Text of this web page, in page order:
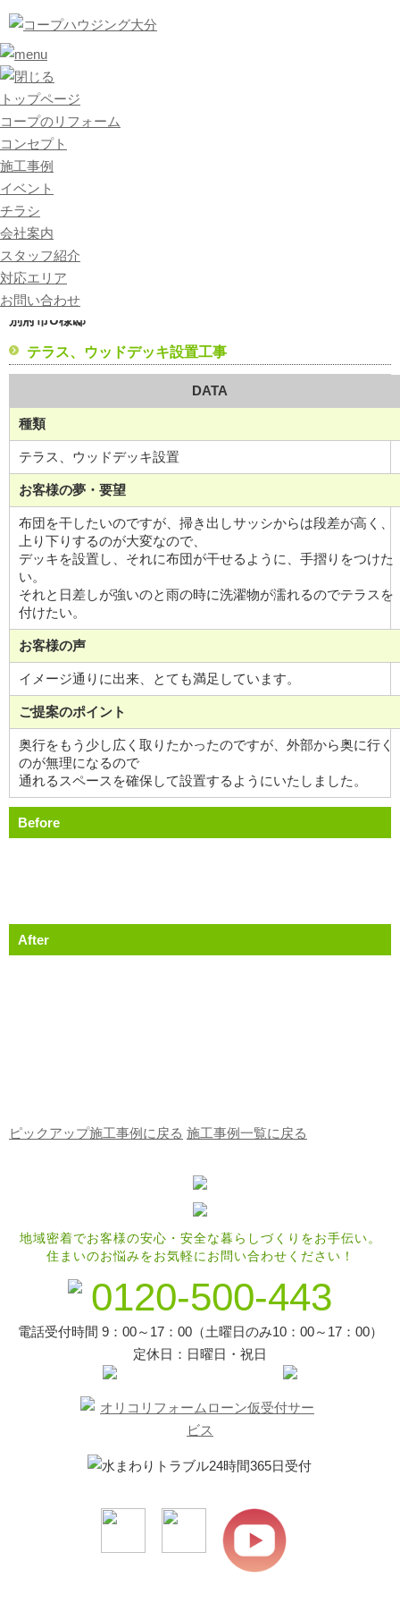
トップページ
コープのリフォーム
コンセプト
施工事例
イベント
チラシ
会社案内
スタッフ紹介
対応エリア
お問い合わせ
外構・エクステリア
テラス、ウッドデッキ設置工事
テラス、ウッドデッキ設置工事
別府市U様邸
テラス、ウッドデッキ設置工事
DATA
種類
テラス、ウッドデッキ設置
お客様の夢・要望
布団を干したいのですが、掃き出しサッシからは段差が高く、
上り下りするのが大変なので、
デッキを設置し、それに布団が干せるように、手摺りをつけた
い。
それと日差しが強いのと雨の時に洗濯物が濡れるのでテラスを
付けたい。
お客様の声
イメージ通りに出来、とても満足しています。
ご提案のポイント
奥行をもう少し広く取りたかったのですが、外部から奥に行く
のが無理になるので
通れるスペースを確保して設置するようにいたしました。
Before
After
ピックアップ施工事例に戻る 施工事例一覧に戻る
地域密着でお客様の安心・安全な暮らしづくりをお手伝い。
住まいのお悩みをお気軽にお問い合わせください！
0120-500-443
電話受付時間 9：00～17：00（土曜日のみ10：00～17：00）
定休日：日曜日・祝日